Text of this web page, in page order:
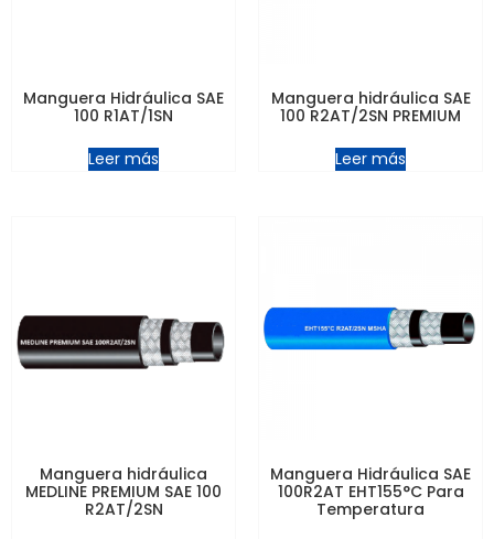
Manguera Hidráulica SAE
100 R1AT/1SN
Leer más
Manguera hidráulica SAE
100 R2AT/2SN PREMIUM
Leer más
Manguera hidráulica
MEDLINE PREMIUM SAE 100
R2AT/2SN
Manguera Hidráulica SAE
100R2AT EHT155°C Para
Temperatura